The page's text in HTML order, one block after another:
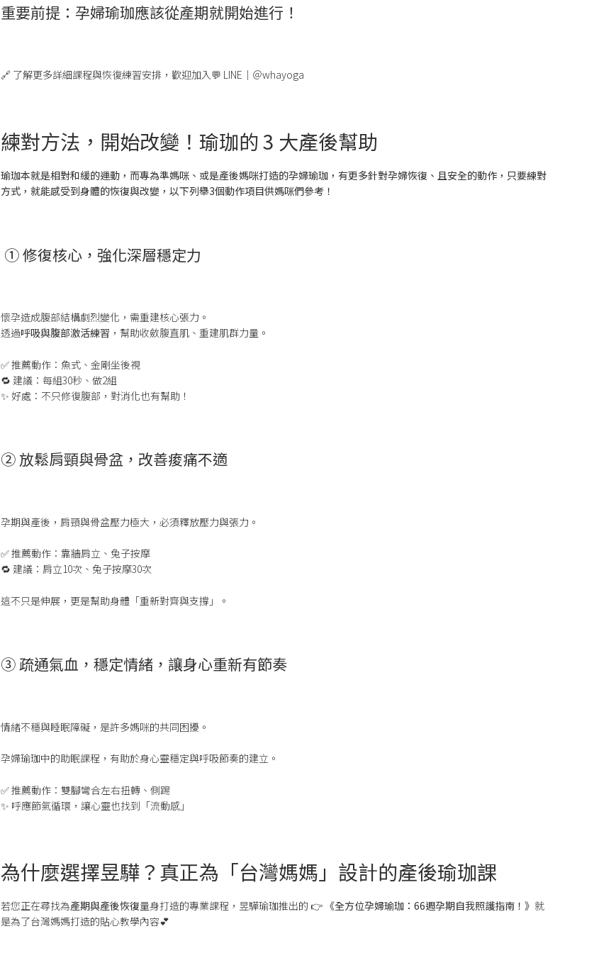
重要前提： 孕婦瑜珈應該從產期就開始進行！
🔗 了解更多詳細課程與恢復練習安排，歡迎加入💬 LINE｜＠whayoga
練對方法，開始改變！瑜珈的 3 大產後幫助
瑜珈本就是相對和緩的運動，而專為準媽咪、或是產後媽咪打造的孕婦瑜珈，有更多針對孕婦恢復、且安全的動作，只要練對
方式，就能感受到身體的恢復與改變，以下列舉3個動作項目供媽咪們參考！
①修復核心，強化深層穩定力
懷孕造成腹部結構劇烈變化，需重建核心張力。
透過呼吸與腹部激活練習 ，幫助收斂腹直肌、重建肌群力量。
✅ 推薦動作：魚式、金剛坐後視
🔁 建議：每組30秒、做2組
✨ 好處：不只修復腹部，對消化也有幫助！
②放鬆肩頸與骨盆，改善痠痛不適
孕期與產後，肩頸與骨盆壓力極大，必須釋放壓力與張力。
✅ 推薦動作：靠牆肩立、兔子按摩
🔁 建議：肩立10次、兔子按摩30次
這不只是伸展，更是幫助身體「重新對齊與支撐」。
③疏通氣血，穩定情緒 ，讓身心重新有節奏
情緒不穩與睡眠障礙，是許多媽咪的共同困擾。
孕婦瑜珈中的助眠課程，有助於身心靈穩定與呼吸節奏的建立。
✅ 推薦動作：雙腳彎合左右扭轉、側踢
✨ 呼應節氣循環，讓心靈也找到「流動感」
為什麼選擇昱驊？真正為「台灣媽媽」設計的產後瑜珈課
若您正在尋找為產期與產後恢復量身打造的專業課程，昱驊瑜珈推出的 👉 《全方位孕婦瑜珈：66週孕期自我照護指南！》就
是為了台灣媽媽打造的貼心教學內容💕